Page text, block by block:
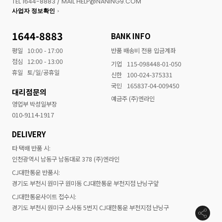
사업자 정보확인
1644-8883
평일
10:00 - 17:00
점심
12:00 - 13:00
휴일 토/일/공휴일
대리점문의
영업부 박성일부장
010-9114-1917
BANK INFO
반품 배송비 전용 입금계좌
기업
115-098448-01-050
신한
100-024-375331
국민
165837-04-009450
예금주 (주)엔라인
DELIVERY
타 택배 반품 시:
인천광역시 남동구 남동대로 378 (주)엔라인
CJ대한통운 반품시:
경기도 부천시 원미구 원미동 CJ대한통운 부천지점 난닝구앞
CJ대한통운사이트 접수시:
경기도 부천시 원미구 소사동 5번지 CJ대한통운 부천지점 난닝구